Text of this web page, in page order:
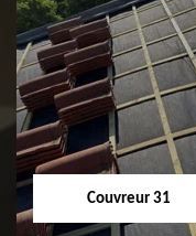
Couvreur 31